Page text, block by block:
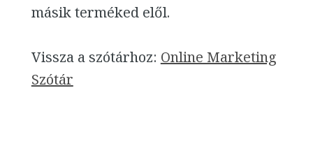
másik terméked elől.
Vissza a szótárhoz: Online Marketing
Szótár